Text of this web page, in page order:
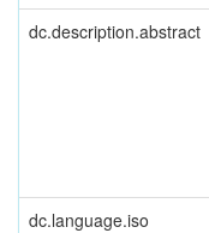
dc.description.abstract
dc.language.iso